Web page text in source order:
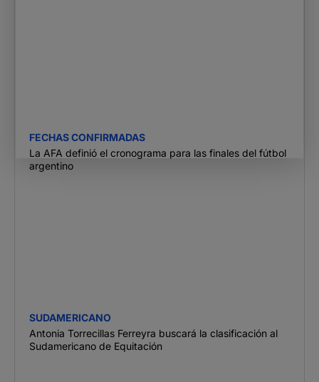
FECHAS CONFIRMADAS
La AFA definió el cronograma para las finales del fútbol
argentino
SUDAMERICANO
Antonia Torrecillas Ferreyra buscará la clasificación al
Sudamericano de Equitación